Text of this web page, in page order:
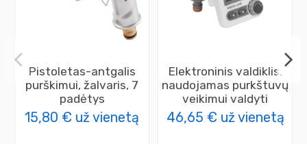
Pistoletas-antgalis
purškimui, žalvaris, 7
padėtys
15,80 € už vienetą
Elektroninis valdiklis,
naudojamas purkštuvų
veikimui valdyti
46,65 € už vienetą